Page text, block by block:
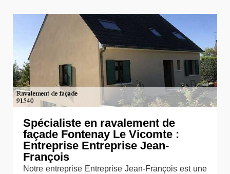
Spécialiste en ravalement de
façade Fontenay Le Vicomte :
Entreprise Entreprise Jean-
François
Notre entreprise Entreprise Jean-François est une